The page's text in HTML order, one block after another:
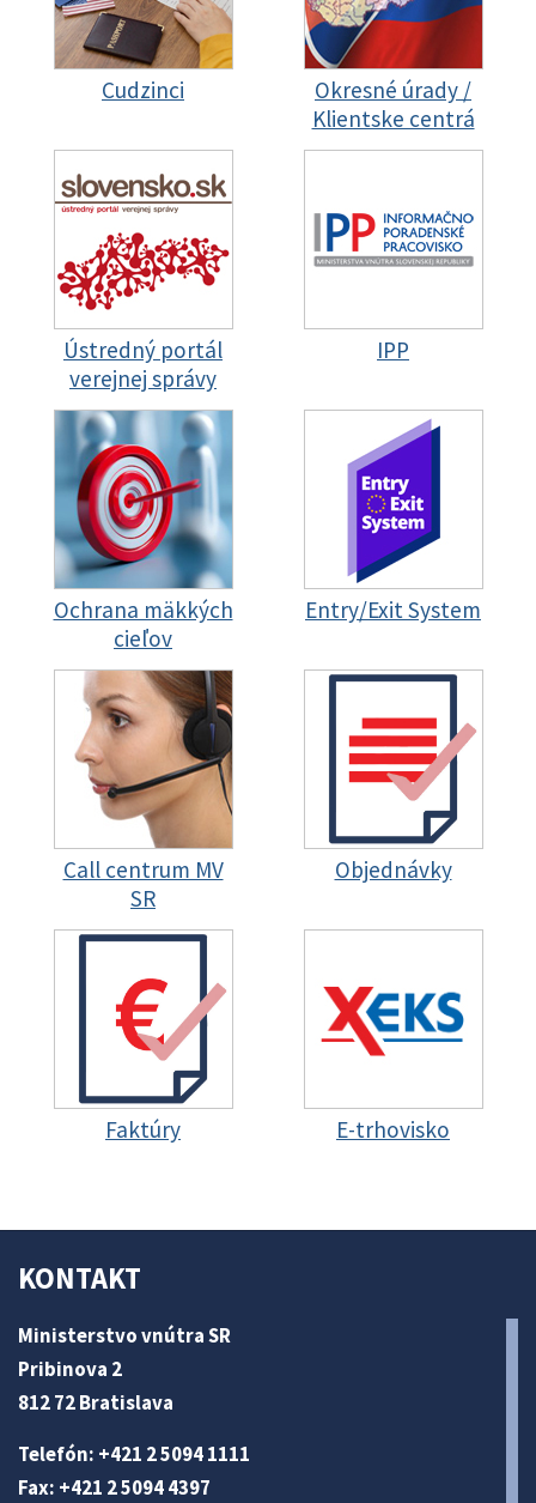
Cudzinci
Okresné úrady /
Klientske centrá
Ústredný portál
verejnej správy
IPP
Ochrana mäkkých
cieľov
Entry/Exit System
Call centrum MV
SR
Objednávky
Faktúry E-trhovisko
KONTAKT
Ministerstvo vnútra SR
Pribinova 2
812 72 Bratislava
Telefón: +421 2 5094 1111
Fax: +421 2 5094 4397